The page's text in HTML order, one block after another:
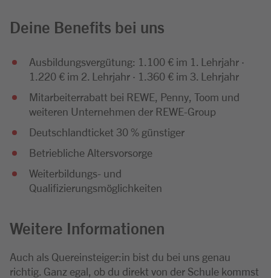
Deine Benefits bei uns
Ausbildungsvergütung: 1.100 € im 1. Lehrjahr ·
1.220 € im 2. Lehrjahr · 1.360 € im 3. Lehrjahr
Mitarbeiterrabatt bei REWE, Penny, Toom und
weiteren Unternehmen der REWE-Group
Deutschlandticket 30 % günstiger
Betriebliche Altersvorsorge
Weiterbildungs- und
Qualifizierungsmöglichkeiten
Weitere Informationen
Auch als Quereinsteiger:in bist du bei uns genau
richtig. Ganz egal, ob du direkt von der Schule kommst